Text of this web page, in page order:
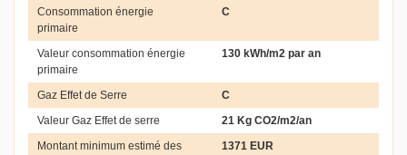
Consommation énergie
primaire
C
Valeur consommation énergie
primaire
130 kWh/m2 par an
Gaz Effet de Serre
C
Valeur Gaz Effet de serre
21 Kg CO2/m2/an
Montant minimum estimé des
1371 EUR